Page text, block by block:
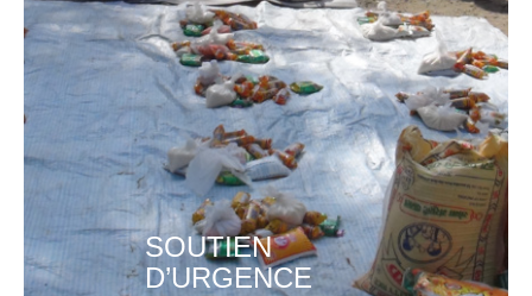
SOUTIEN
D’URGENCE